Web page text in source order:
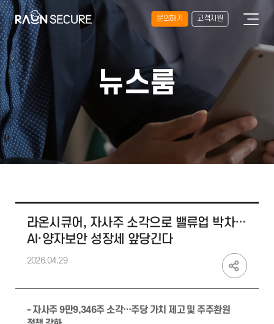
문의하기 고객지원
뉴스룸
라온시큐어, 자사주 소각으로 밸류업 박차…
AI·양자보안 성장세 앞당긴다
2026.04.29
- 자사주 9만9,346주 소각…주당 가치 제고 및 주주환원